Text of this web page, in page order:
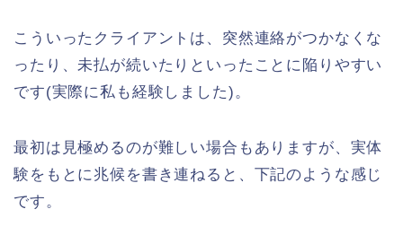
こういったクライアントは、突然連絡がつかなくな
ったり、未払が続いたりといったことに陥りやすい
です(実際に私も経験しました)。
最初は見極めるのが難しい場合もありますが、実体
験をもとに兆候を書き連ねると、下記のような感じ
です。